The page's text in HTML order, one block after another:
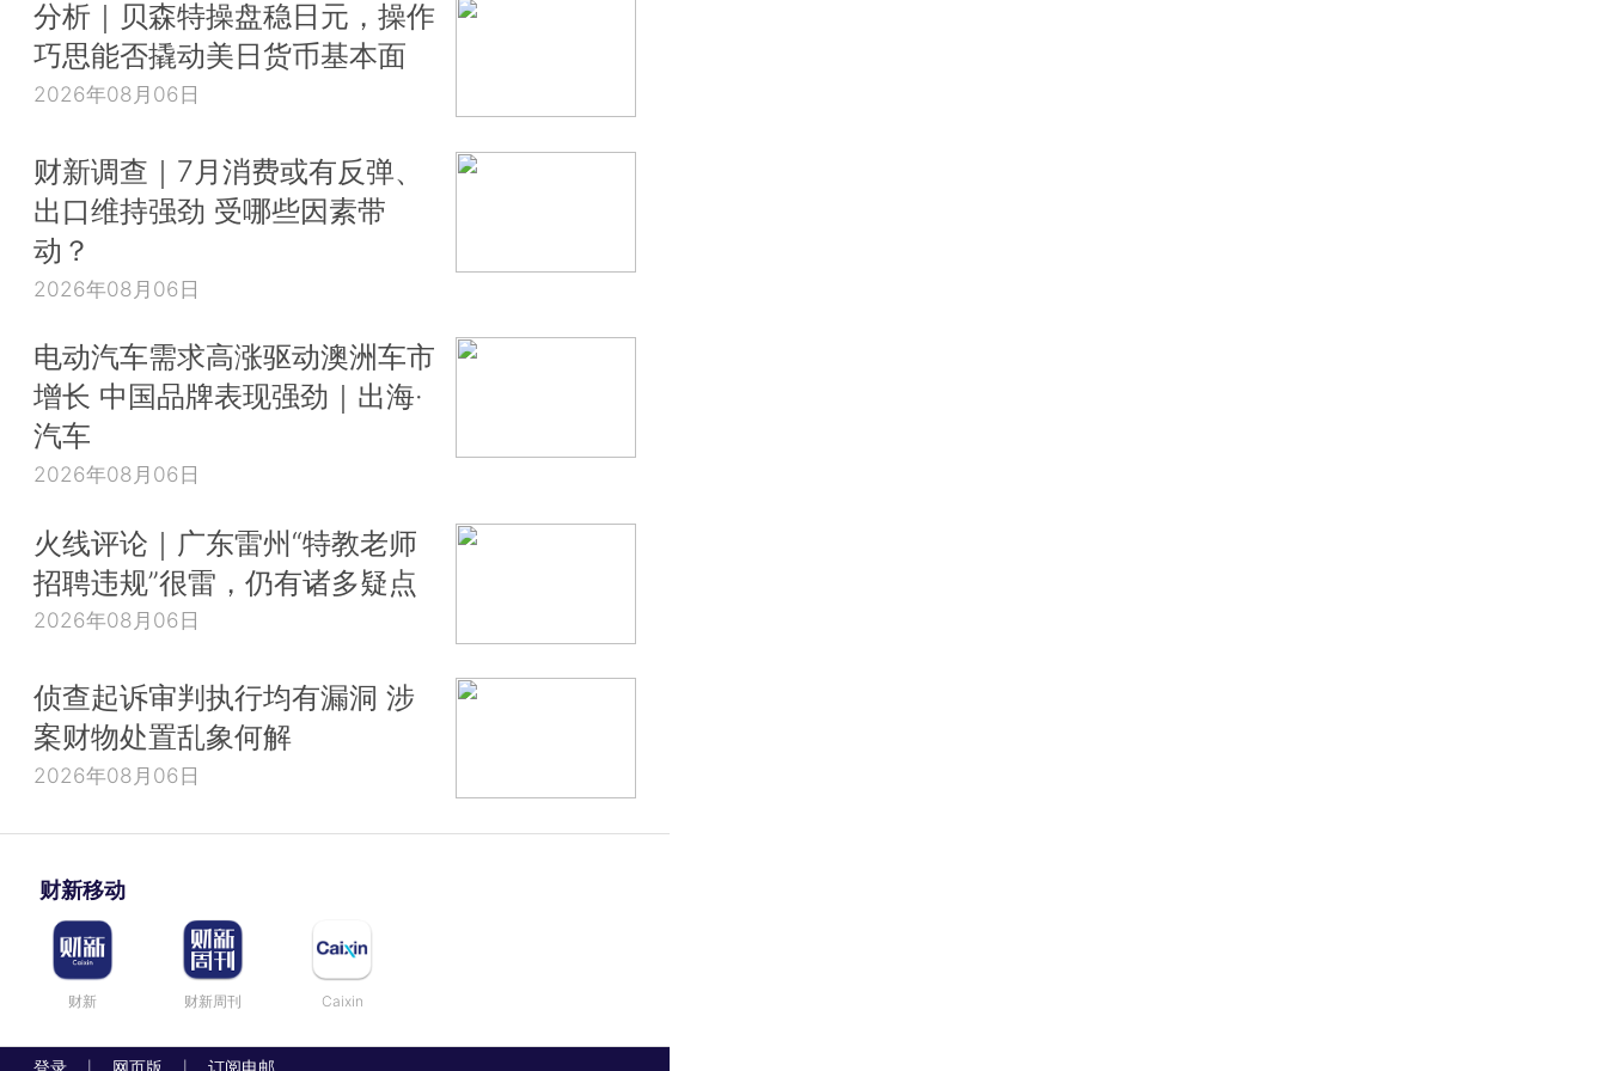
分析｜贝森特操盘稳日元，操作
巧思能否撬动美日货币基本面
2026年08月06日
财新调查｜7月消费或有反弹、
出口维持强劲 受哪些因素带
动？
2026年08月06日
电动汽车需求高涨驱动澳洲车市
增长 中国品牌表现强劲｜出海·
汽车
2026年08月06日
火线评论｜广东雷州“特教老师
招聘违规”很雷，仍有诸多疑点
2026年08月06日
侦查起诉审判执行均有漏洞 涉
案财物处置乱象何解
2026年08月06日
财新移动
财新 财新周刊 Caixin
登录 网页版 订阅电邮